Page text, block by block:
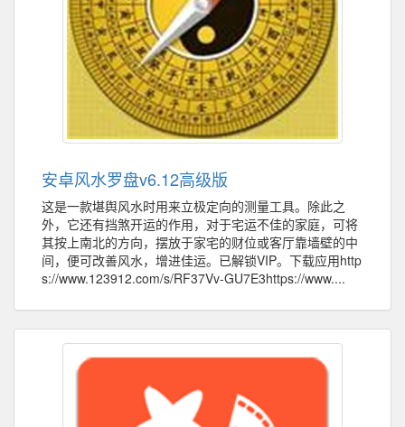
安卓风水罗盘v6.12高级版
这是一款堪舆风水时用来立极定向的测量工具。除此之
外，它还有挡煞开运的作用，对于宅运不佳的家庭，可将
其按上南北的方向，摆放于家宅的财位或客厅靠墙壁的中
间，便可改善风水，增进佳运。已解锁VIP。下载应用http
s://www.123912.com/s/RF37Vv-GU7E3https://www....